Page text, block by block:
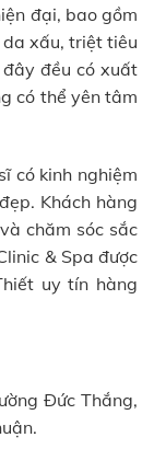
đại, bao gồm
xấu, triệt tiêu
đều có xuất
có thể yên tâm
có kinh nghiệm
Khách hàng
chăm sóc sắc
& Spa được
uy tín hàng
Đức Thắng,